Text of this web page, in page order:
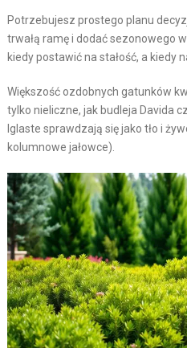
Potrzebujesz prostego planu
trwałą ramę i dodać sezonowego
kiedy postawić na stałość, a kiedy
Większość ozdobnych gatunków
tylko nieliczne, jak budleja Davida
Iglaste sprawdzają się jako tło i
kolumnowe jałowce).